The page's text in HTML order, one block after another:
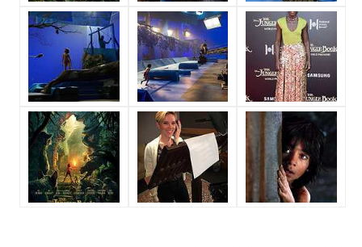
با تعداد شخصیت‌های داستانی بسیار عنوان کرد. از این‌لحاظ کارگردانی فیلم
کتاب جنگل باتوجه به بازی گرفتن از این تعداد بازیگر و مدیریت آنها کار بسیار
دشواری بوده است؛ باید بررسی کرد آیاجان فاوروبه‌عنوان کارگردان و به‌عنوان
بازیگردان و همچنین تیم بازیگری کتاب جنگل توانسته‌اند در این زمینه موفق
باشند و بازی‌های درخشانی را نمایش دهند؟
از دیگر بازیگران فیلم کتاب جنگل می‌توان بهکریستوفر واکن
در نقش King
Louie (voice)، گری شندلینگدر نقش Ikki (voice)،Brighton Rose
در
نقش Gray (voice)،Emjay Anthony
در نقش Young Wolf #1 (voice)،
Max Favreauدر نقش Young Wolf #2 (voice)، Chloe Hechter
در